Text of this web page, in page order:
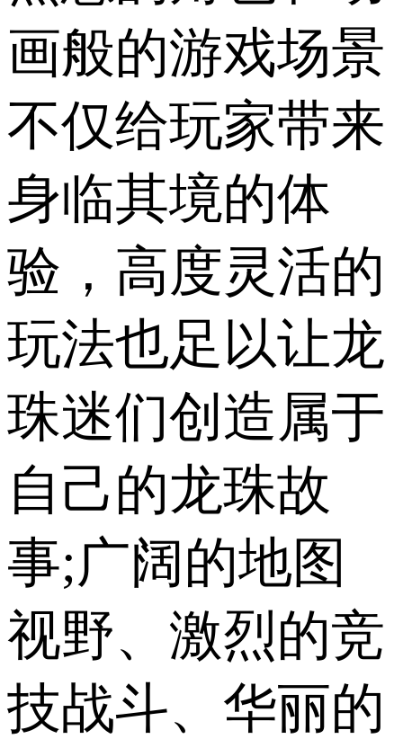
画般的游戏场景
不仅给玩家带来
身临其境的体
验，高度灵活的
玩法也足以让龙
珠迷们创造属于
自己的龙珠故
事;广阔的地图
视野、激烈的竞
技战斗、华丽的